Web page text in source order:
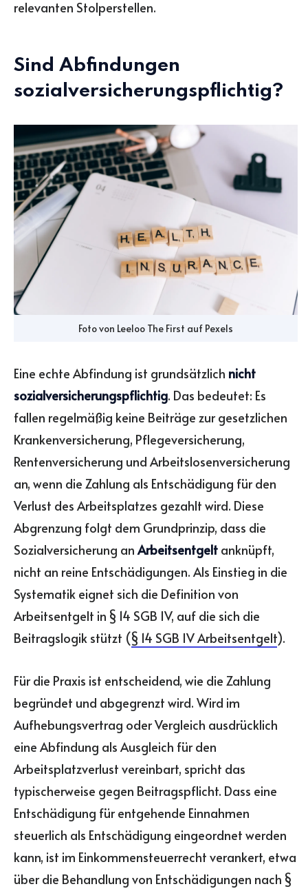
relevanten Stolperstellen.
Sind Abfindungen
sozialversicherungspflichtig?
Foto von Leeloo The First auf Pexels
Eine echte Abfindung ist grundsätzlich nicht
sozialversicherungspflichtig. Das bedeutet: Es
fallen regelmäßig keine Beiträge zur gesetzlichen
Krankenversicherung, Pflegeversicherung,
Rentenversicherung und Arbeitslosenversicherung
an, wenn die Zahlung als Entschädigung für den
Verlust des Arbeitsplatzes gezahlt wird. Diese
Abgrenzung folgt dem Grundprinzip, dass die
Sozialversicherung an Arbeitsentgelt anknüpft,
nicht an reine Entschädigungen. Als Einstieg in die
Systematik eignet sich die Definition von
Arbeitsentgelt in § 14 SGB IV, auf die sich die
Beitragslogik stützt (§ 14 SGB IV Arbeitsentgelt).
Für die Praxis ist entscheidend, wie die Zahlung
begründet und abgegrenzt wird. Wird im
Aufhebungsvertrag oder Vergleich ausdrücklich
eine Abfindung als Ausgleich für den
Arbeitsplatzverlust vereinbart, spricht das
typischerweise gegen Beitragspflicht. Dass eine
Entschädigung für entgehende Einnahmen
steuerlich als Entschädigung eingeordnet werden
kann, ist im Einkommensteuerrecht verankert, etwa
über die Behandlung von Entschädigungen nach §